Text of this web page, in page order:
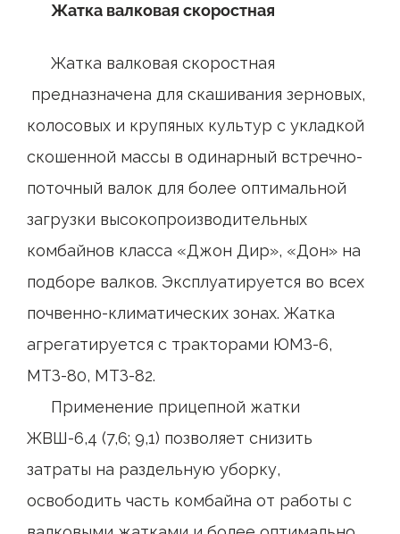
Жатка валковая скоростная
Жатка валковая скоростная
предназначена для скашивания зерновых,
колосовых и крупяных культур с укладкой
скошенной массы в одинарный встречно-
поточный валок для более оптимальной
загрузки высокопроизводительных
комбайнов класса «Джон Дир», «Дон» на
подборе валков. Эксплуатируется во всех
почвенно-климатических зонах. Жатка
агрегатируется с тракторами ЮМЗ-6,
МТЗ-80, МТЗ-82.
Применение прицепной жатки
ЖВШ-6,4 (7,6; 9,1) позволяет снизить
затраты на раздельную уборку,
освободить часть комбайна от работы с